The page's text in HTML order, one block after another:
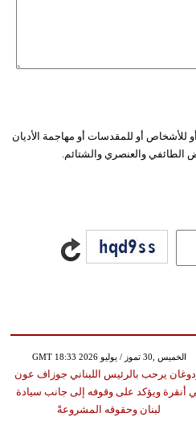
للأشخاص أو للمقدسات أو مهاجمة الأديان
الطائفي والعنصري والشتائم.
GMT 18:33 2026 الخميس ,30 تموز / يوليو
يرحب بالرئيس اللبناني جوزاف عون
أنقرة ويؤكد على وقوفه إلى جانب سيادة
لبنان وحقوقه المشروعةً